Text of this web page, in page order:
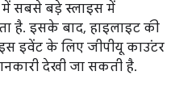
सबसे बड़े स्लाइस में
है. इसके बाद, हाइलाइट की
इवेंट के लिए जीपीयू काउंटर
देखी जा सकती है.